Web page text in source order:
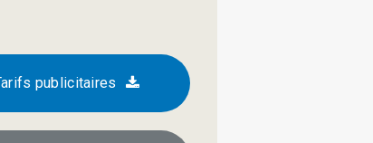
publicitaires